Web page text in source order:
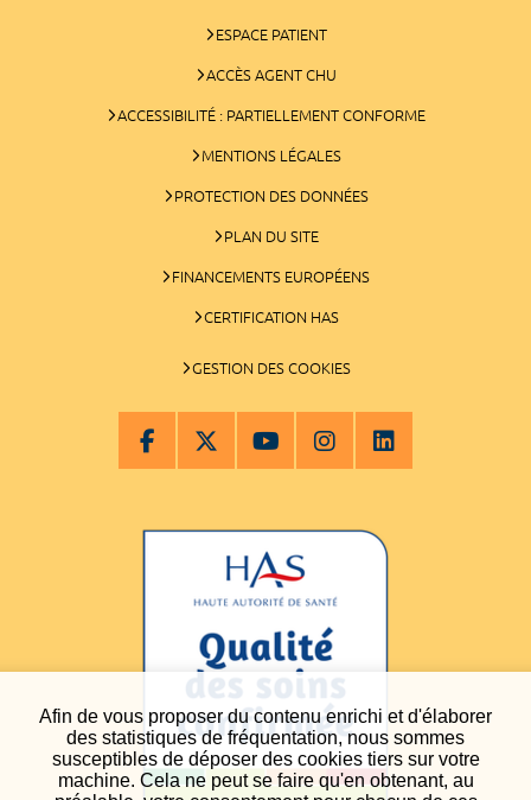
Afin de vous proposer du contenu enrichi et d'élaborer
des statistiques de fréquentation, nous sommes
susceptibles de déposer des cookies tiers sur votre
machine. Cela ne peut se faire qu'en obtenant, au
ESPACE PATIENT
ACCÈS AGENT CHU
ACCESSIBILITÉ : PARTIELLEMENT CONFORME
MENTIONS LÉGALES
PROTECTION DES DONNÉES
PLAN DU SITE
FINANCEMENTS EUROPÉENS
CERTIFICATION HAS
GESTION DES COOKIES